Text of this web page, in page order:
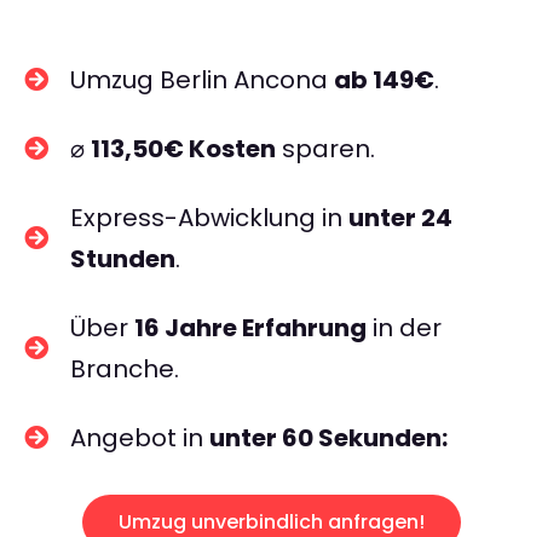
Umzug Berlin Ancona ab 149€.
⌀ 113,50€ Kosten sparen.
Express-Abwicklung in unter 24
Stunden.
Über 16 Jahre Erfahrung in der
Branche.
Angebot in unter 60 Sekunden:
Umzug unverbindlich anfragen!